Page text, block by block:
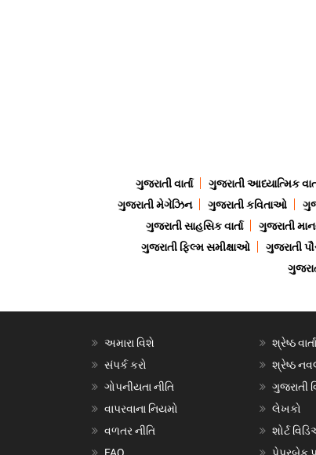
ગુજરાતી વાર્તા ગુજરાતી આધ્યાત્મિક
ગુજરાતી મેગેઝિન
ગુજરાતી કવિતાઓ
ગુજરાતી સાહસિક વાર્તા
ગુજરાતી
ગુજરાતી ફિલ્મ સમીક્ષાઓ
ગુજરાતી
અમારા વિશે
સંપર્ક કરો
ગોપનીયતા નીતિ
વાપરવાના નિયમો
વળતર નીતિ
શ્રેષ્ઠ
શ્રેષ્ઠ
ગુજરાતી
લેખકો
શોર્ટ